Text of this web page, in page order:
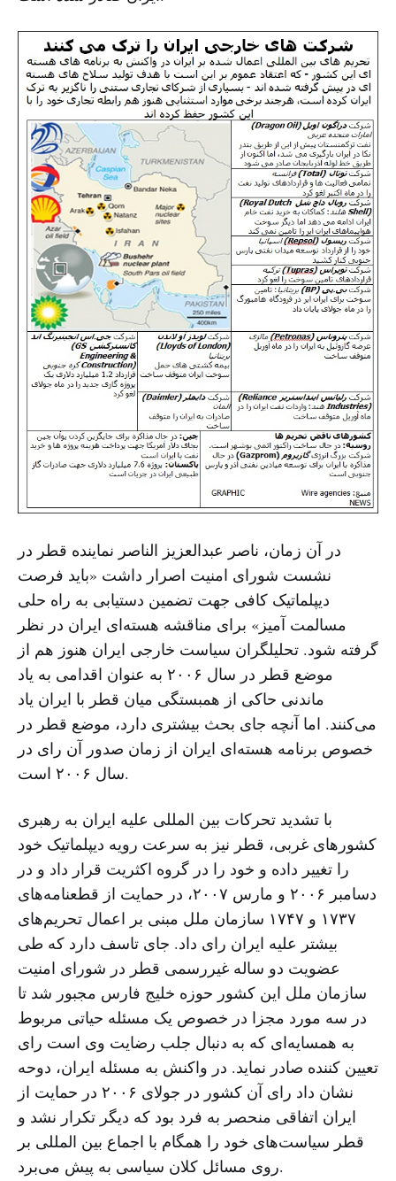
در آن زمان، ناصر عبدالعزیز الناصر نماینده قطر در
نشست شورای امنیت اصرار داشت «باید فرصت
دیپلماتیک کافی جهت تضمین دستیابی به راه حلی
مسالمت آمیز» برای مناقشه هسته‌ای ایران در نظر
گرفته شود. تحلیلگران سیاست خارجی ایران هنوز هم از
موضع قطر در سال ۲۰۰۶ به عنوان اقدامی به یاد
ماندنی حاکی از همبستگی میان قطر با ایران یاد
می‌کنند. اما آنچه جای بحث بیشتری دارد، موضع قطر در
خصوص برنامه هسته‌ای ایران از زمان صدور آن رای در
سال ۲۰۰۶ است.
با تشدید تحرکات بین المللی علیه ایران به رهبری
کشورهای غربی، قطر نیز به سرعت رویه دیپلماتیک خود
را تغییر داده و خود را در گروه اکثریت قرار داد و در
دسامبر ۲۰۰۶ و مارس ۲۰۰۷، در حمایت از قطعنامه‌های
۱۷۳۷ و ۱۷۴۷ سازمان ملل مبنی بر اعمال تحریم‌های
بیشتر علیه ایران رای داد. جای تاسف دارد که طی
عضویت دو ساله غیررسمی قطر در شورای امنیت
سازمان ملل این کشور حوزه خلیج فارس مجبور شد تا
در سه مورد مجزا در خصوص یک مسئله حیاتی مربوط
به همسایه‌ای که به دنبال جلب رضایت وی است رای
تعیین کننده صادر نماید. در واکنش به مسئله ایران، دوحه
نشان داد رای آن کشور در جولای ۲۰۰۶ در حمایت از
ایران اتفاقی منحصر به فرد بود که دیگر تکرار نشد و
قطر سیاست‌های خود را همگام با اجماع بین المللی بر
روی مسائل کلان سیاسی به پیش می‌برد.